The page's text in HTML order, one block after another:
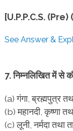
[U.P.P.C.S.
See Answer &
7. निम्नलिखित में से
(a) गंगा, ब्रह्मपुत्र
(b) महानदी, कृष्णा
(c) लूनी, नर्मदा तथा